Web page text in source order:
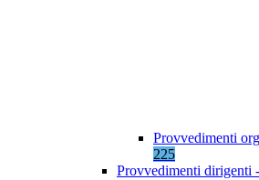
Provvedimenti
225
Provvedimenti dirigenti